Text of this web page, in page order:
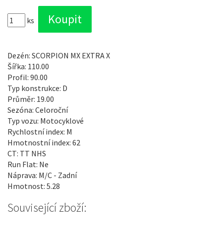
ks
Dezén: SCORPION MX EXTRA X
Šířka: 110.00
Profil: 90.00
Typ konstrukce: D
Průměr: 19.00
Sezóna: Celoroční
Typ vozu: Motocyklové
Rychlostní index: M
Hmotnostní index: 62
CT: TT NHS
Run Flat: Ne
Náprava: M/C - Zadní
Hmotnost: 5.28
Související zboží: